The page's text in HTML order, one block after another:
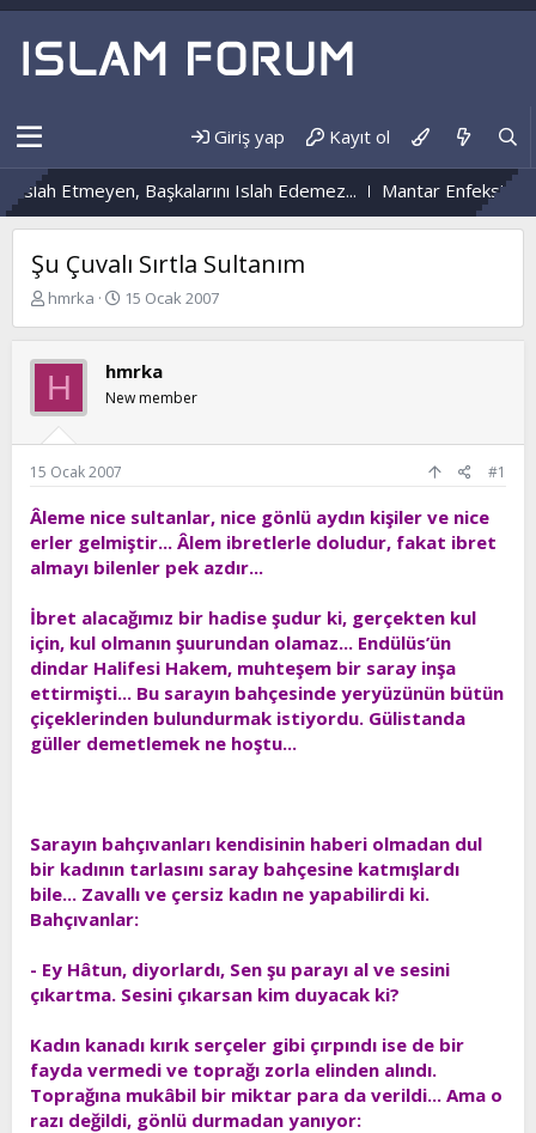
Giriş yap Kayıt ol
Etmeyen, Başkalarını Islah Edemez... Mantar Enfeksiyonu
Şu Çuvalı Sırtla Sultanım
K
b
u
y
u
b
a
l
a
t
a
hmrka
B
a
n
ı
a
r
i
h
15 Ocak 2007
H hmrka
New member
15 Ocak 2007 #1
Âleme nice sultanlar, nice gönlü aydın kişiler ve nice
erler gelmiştir... Âlem ibretlerle doludur, fakat ibret
almayı bilenler pek azdır...
İbret alacağımız bir hadise şudur ki, gerçekten kul
için, kul olmanın şuurundan olamaz... Endülüs’ün
dindar Halifesi Hakem, muhteşem bir saray inşa
ettirmişti... Bu sarayın bahçesinde yeryüzünün bütün
çiçeklerinden bulundurmak istiyordu. Gülistanda
güller demetlemek ne hoştu...
Sarayın bahçıvanları kendisinin haberi olmadan dul
bir kadının tarlasını saray bahçesine katmışlardı
bile... Zavallı ve çersiz kadın ne yapabilirdi ki.
Bahçıvanlar:
- Ey Hâtun, diyorlardı, Sen şu parayı al ve sesini
çıkartma. Sesini çıkarsan kim duyacak ki?
Kadın kanadı kırık serçeler gibi çırpındı ise de bir
fayda vermedi ve toprağı zorla elinden alındı.
Toprağına mukâbil bir miktar para da verildi... Ama o
razı değildi, gönlü durmadan yanıyor: